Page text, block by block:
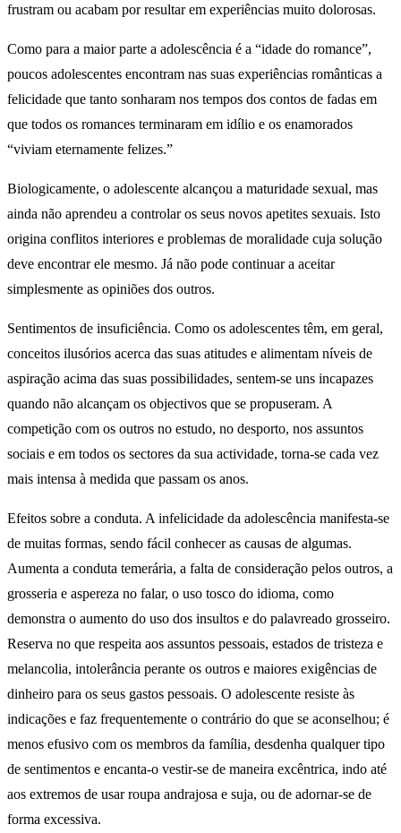
frustram ou acabam por resultar em experiências muito dolorosas.
Como para a maior parte a adolescência é a “idade do romance”,
poucos adolescentes encontram nas suas experiências românticas a
felicidade que tanto sonharam nos tempos dos contos de fadas em
que todos os romances terminaram em idílio e os enamorados
“viviam eternamente felizes.”
Biologicamente, o adolescente alcançou a maturidade sexual, mas
ainda não aprendeu a controlar os seus novos apetites sexuais. Isto
origina conflitos interiores e problemas de moralidade cuja solução
deve encontrar ele mesmo. Já não pode continuar a aceitar
simplesmente as opiniões dos outros.
Sentimentos de insuficiência. Como os adolescentes têm, em geral,
conceitos ilusórios acerca das suas atitudes e alimentam níveis de
aspiração acima das suas possibilidades, sentem-se uns incapazes
quando não alcançam os objectivos que se propuseram. A
competição com os outros no estudo, no desporto, nos assuntos
sociais e em todos os sectores da sua actividade, torna-se cada vez
mais intensa à medida que passam os anos.
Efeitos sobre a conduta. A infelicidade da adolescência manifesta-se
de muitas formas, sendo fácil conhecer as causas de algumas.
Aumenta a conduta temerária, a falta de consideração pelos outros, a
grosseria e aspereza no falar, o uso tosco do idioma, como
demonstra o aumento do uso dos insultos e do palavreado grosseiro.
Reserva no que respeita aos assuntos pessoais, estados de tristeza e
melancolia, intolerância perante os outros e maiores exigências de
dinheiro para os seus gastos pessoais. O adolescente resiste às
indicações e faz frequentemente o contrário do que se aconselhou; é
menos efusivo com os membros da família, desdenha qualquer tipo
de sentimentos e encanta-o vestir-se de maneira excêntrica, indo até
aos extremos de usar roupa andrajosa e suja, ou de adornar-se de
forma excessiva.